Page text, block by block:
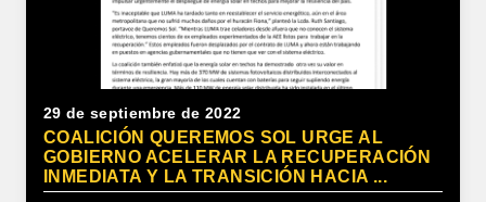
29 de septiembre de 2022
COALICIÓN QUEREMOS SOL URGE AL
GOBIERNO ACELERAR LA RECUPERACIÓN
INMEDIATA Y LA TRANSICIÓN HACIA ...